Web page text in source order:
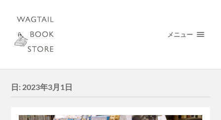
メニュー
日: 2023年3月1日